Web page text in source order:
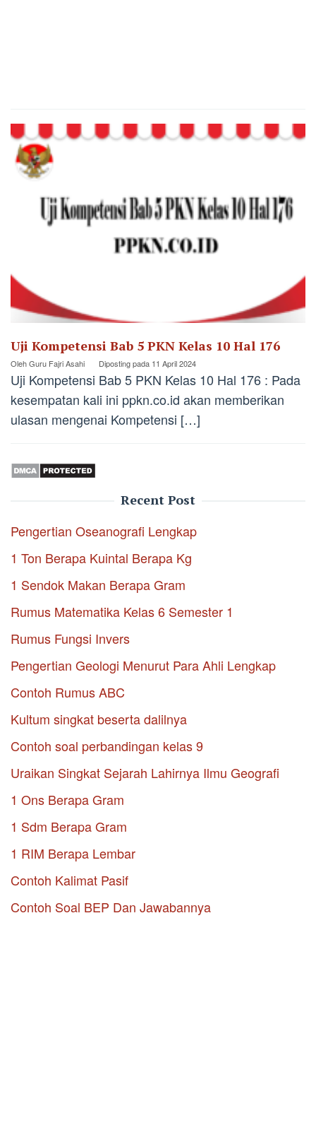
Uji Kompetensi Bab 5 PKN Kelas 10 Hal 176
OlehGuru Fajri Asahi Diposting pada 11 April 2024
Uji Kompetensi Bab 5 PKN Kelas 10 Hal 176 : Pada
kesempatan kali ini ppkn.co.id akan memberikan
ulasan mengenai Kompetensi […]
Recent Post
Pengertian Oseanografi Lengkap
1 Ton Berapa Kuintal Berapa Kg
1 Sendok Makan Berapa Gram
Rumus Matematika Kelas 6 Semester 1
Rumus Fungsi Invers
Pengertian Geologi Menurut Para Ahli Lengkap
Contoh Rumus ABC
Kultum singkat beserta dalilnya
Contoh soal perbandingan kelas 9
Uraikan Singkat Sejarah Lahirnya Ilmu Geografi
1 Ons Berapa Gram
1 Sdm Berapa Gram
1 RIM Berapa Lembar
Contoh Kalimat Pasif
Contoh Soal BEP Dan Jawabannya